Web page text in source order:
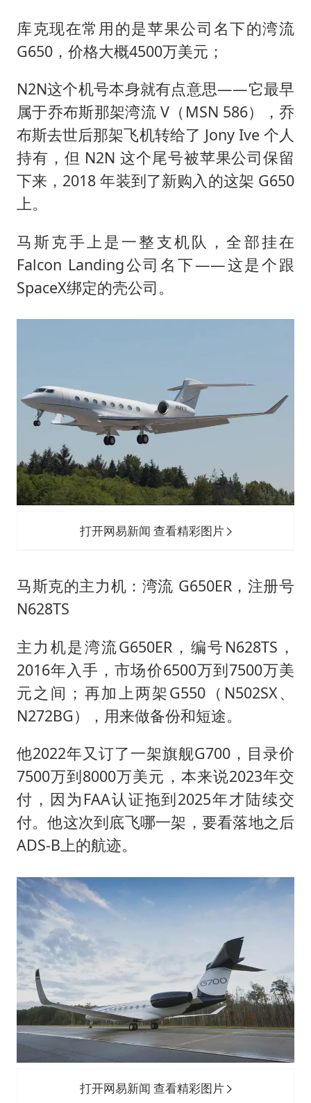
库克现在常用的是苹果公司名下的湾流
G650，价格大概4500万美元；
N2N这个机号本身就有点意思——它最早
属于乔布斯那架湾流 V（MSN 586），乔
布斯去世后那架飞机转给了 Jony Ive 个人
持有，但 N2N 这个尾号被苹果公司保留
下来，2018 年装到了新购入的这架 G650
上。
马斯克手上是一整支机队，全部挂在
Falcon Landing公司名下——这是个跟
SpaceX绑定的壳公司。
打开网易新闻 查看精彩图片
马斯克的主力机：湾流 G650ER，注册号
N628TS
主力机是湾流G650ER，编号N628TS，
2016年入手，市场价6500万到7500万美
元之间；再加上两架G550（N502SX、
N272BG），用来做备份和短途。
他2022年又订了一架旗舰G700，目录价
7500万到8000万美元，本来说2023年交
付，因为FAA认证拖到2025年才陆续交
付。他这次到底飞哪一架，要看落地之后
ADS-B上的航迹。
打开网易新闻 查看精彩图片